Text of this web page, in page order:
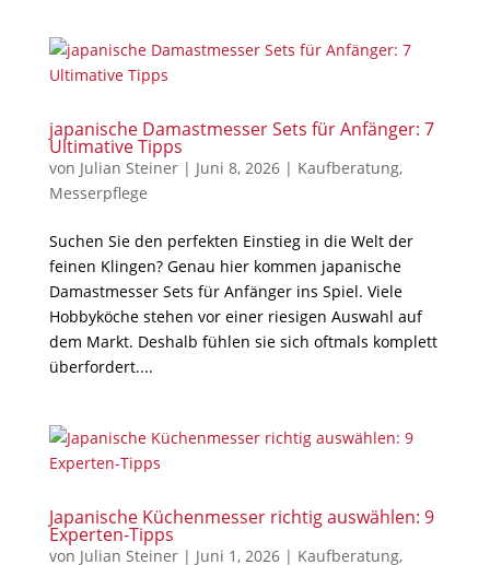
japanische Damastmesser Sets für Anfänger: 7
Ultimative Tipps
von Julian Steiner| Juni 8, 2026| Kaufberatung,
Messerpflege
Suchen Sie den perfekten Einstieg in die Welt der
feinen Klingen? Genau hier kommen japanische
Damastmesser Sets für Anfänger ins Spiel. Viele
Hobbyköche stehen vor einer riesigen Auswahl auf
dem Markt. Deshalb fühlen sie sich oftmals komplett
überfordert....
Japanische Küchenmesser richtig auswählen: 9
Experten-Tipps
von Julian Steiner| Juni 1, 2026| Kaufberatung,